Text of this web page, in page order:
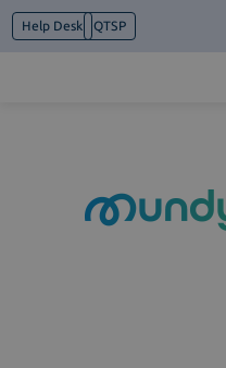
Help Desk QTSP
Cosa facciamo
Piattaforme